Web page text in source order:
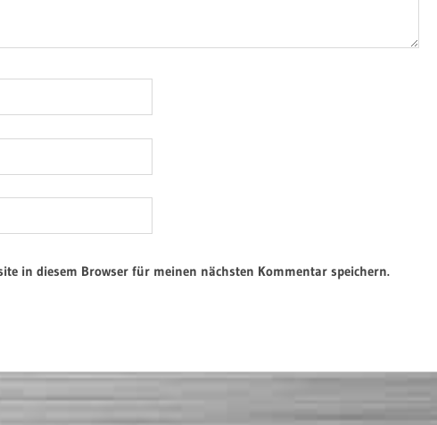
in diesem Browser für meinen nächsten Kommentar speichern.